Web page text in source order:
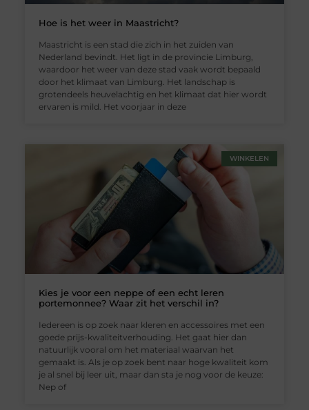
Hoe is het weer in Maastricht?
Maastricht is een stad die zich in het zuiden van
Nederland bevindt. Het ligt in de provincie Limburg,
waardoor het weer van deze stad vaak wordt bepaald
door het klimaat van Limburg. Het landschap is
grotendeels heuvelachtig en het klimaat dat hier wordt
ervaren is mild. Het voorjaar in deze
WINKELEN
Kies je voor een neppe of een echt leren
portemonnee? Waar zit het verschil in?
Iedereen is op zoek naar kleren en accessoires met een
goede prijs-kwaliteitverhouding. Het gaat hier dan
natuurlijk vooral om het materiaal waarvan het
gemaakt is. Als je op zoek bent naar hoge kwaliteit kom
je al snel bij leer uit, maar dan sta je nog voor de keuze:
Nep of